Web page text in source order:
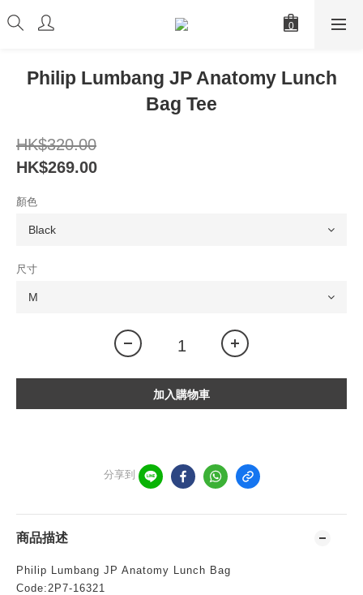
Philip Lumbang JP Anatomy Lunch
Bag Tee
HK$320.00
HK$269.00
顏色
尺寸
加入購物車
分享到
商品描述
Philip Lumbang JP Anatomy Lunch Bag
Code:2P7-16321